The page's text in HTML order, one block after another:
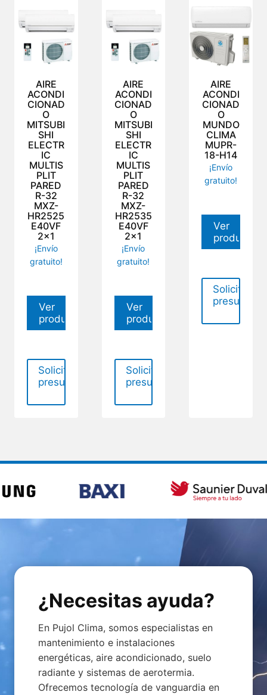
AIRE
ACONDI
CIONAD
O
MITSUBI
SHI
ELECTR
IC
MULTIS
PLIT
PARED
R-32
MXZ-
HR2525
E40VF
2×1
¡Envío
gratuito!
Ver
producto
Solicitar
presupuesto
AIRE
ACONDI
CIONAD
O
MITSUBI
SHI
ELECTR
IC
MULTIS
PLIT
PARED
R-32
MXZ-
HR2535
E40VF
2×1
¡Envío
gratuito!
Ver
producto
Solicitar
presupuesto
AIRE
ACONDI
CIONAD
O
MUNDO
CLIMA
MUPR-
18-H14
¡Envío
gratuito!
Ver
producto
Solicitar
¿Necesitas ayuda?
En Pujol Clima, somos especialistas en
mantenimiento e instalaciones
energéticas, aire acondicionado, suelo
radiante y sistemas de aerotermia.
Ofrecemos tecnología de vanguardia en